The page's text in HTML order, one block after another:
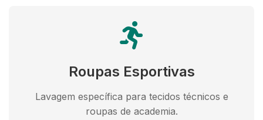
Roupas Esportivas
Lavagem específica para tecidos técnicos e
roupas de academia.